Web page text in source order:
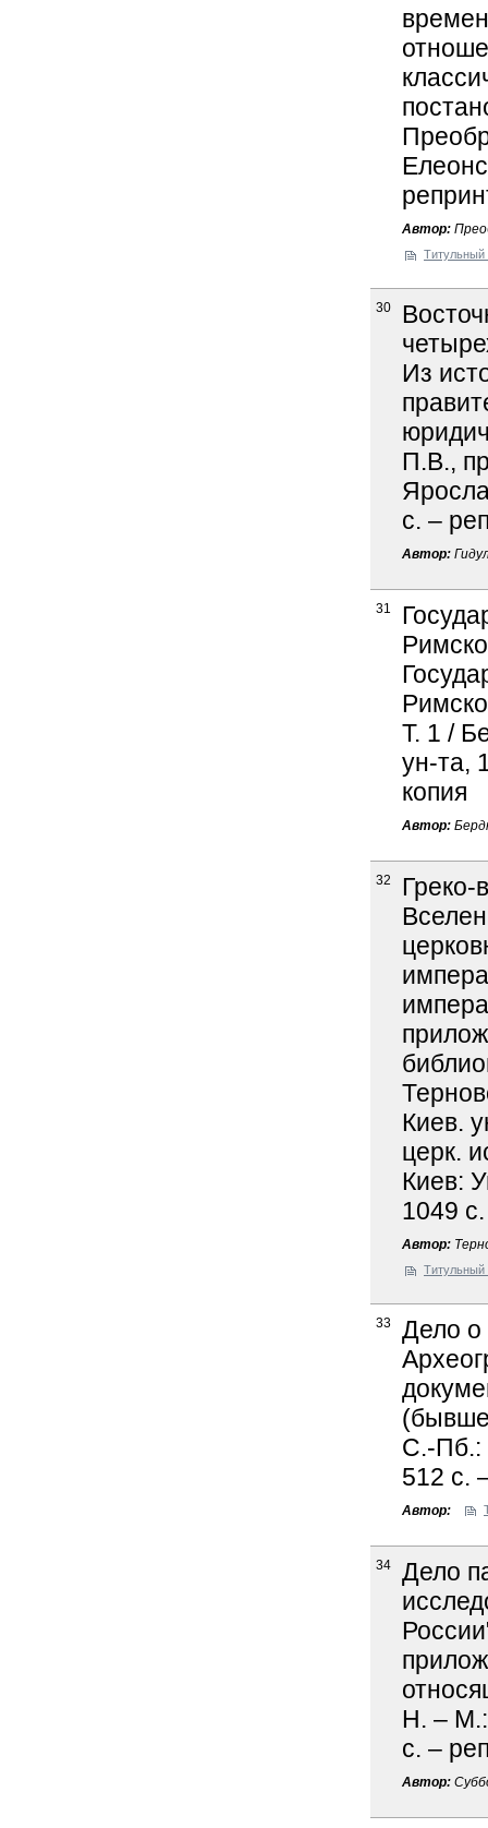
Автор:
Титульный
30
Из
П.В.,
с. –
Автор:
31
Т. 1 /
ун-та,
копия
Автор:
32
Греко-
Киев.
церк.
Киев:
1049
Автор:
Титульный
33
Дело о
С.-Пб.:
512 с.
Автор:
34
Дело
Н. – М.:
с. –
Автор: